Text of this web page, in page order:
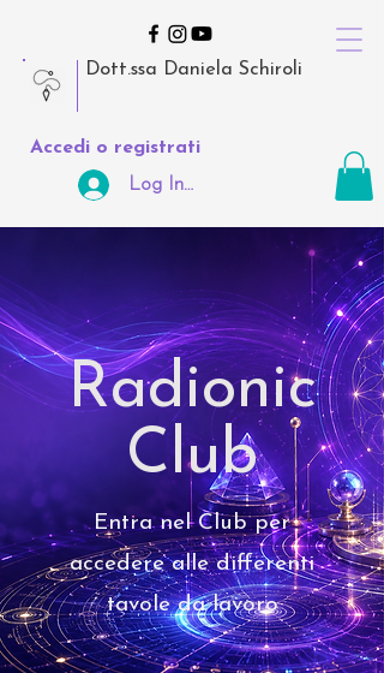
Dott.ssa Daniela Schiroli
Accedi o registrati
Log In Area Riservata
Radionic
Club
Entra nel Club per
accedere alle differenti
tavole da lavoro